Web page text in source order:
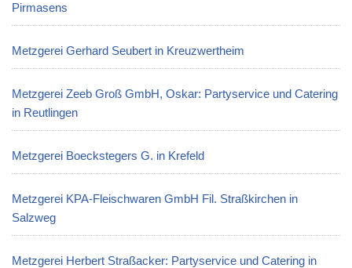
Pirmasens
Metzgerei Gerhard Seubert in Kreuzwertheim
Metzgerei Zeeb Groß GmbH, Oskar: Partyservice und Catering
in Reutlingen
Metzgerei Boeckstegers G. in Krefeld
Metzgerei KPA-Fleischwaren GmbH Fil. Straßkirchen in
Salzweg
Metzgerei Herbert Straßacker: Partyservice und Catering in